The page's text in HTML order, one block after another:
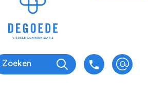
Zoeken